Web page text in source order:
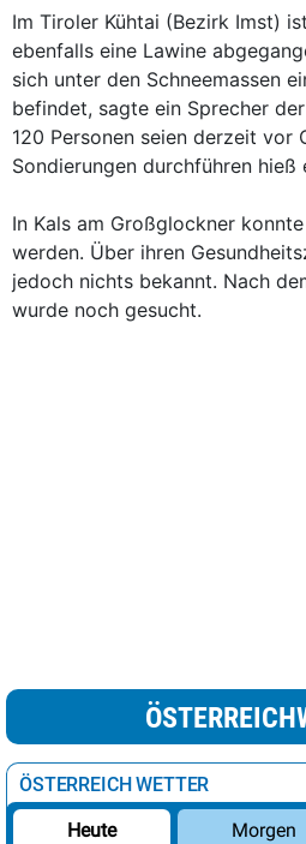
Im Tiroler Kühtai (Bezirk Imst)
ebenfalls eine Lawine
sich unter den Schneemassen
befindet, sagte ein Sprecher
120 Personen seien derzeit vor
Sondierungen durchführen hieß
In Kals am Großglockner
werden. Über ihren
jedoch nichts bekannt. Nach
wurde noch gesucht.
ÖSTERREICH WETTER
Heute Morgen